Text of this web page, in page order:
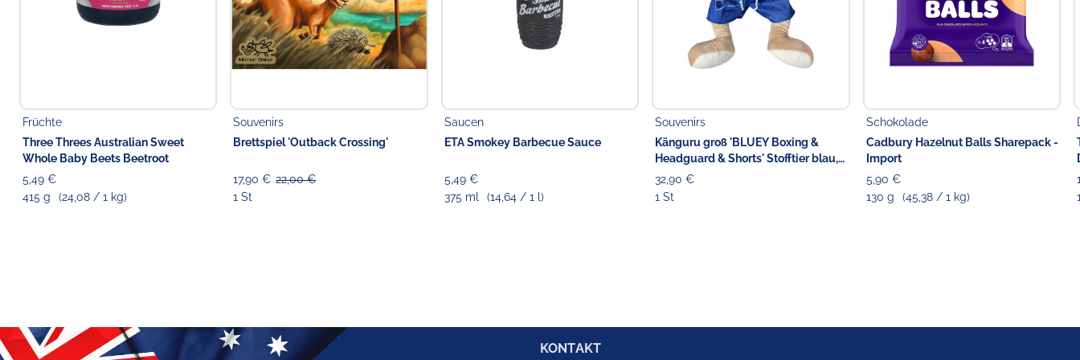
Früchte
Three Threes Australian Sweet
Whole Baby Beets Beetroot
5,49 €
415 g
(24,08 / 1 kg)
Souvenirs
Brettspiel 'Outback Crossing'
17,90 € 22,00 €
1 St
Saucen
ETA Smokey Barbecue Sauce
5,49 €
375 ml
(14,64 / 1 l)
Souvenirs
Känguru groß 'BLUEY Boxing &
Headguard & Shorts' Stofftier blau,
42 cm
32,90 €
1 St
Schokolade
Cadbury Hazelnut Balls Sharepack -
Import
5,90 €
130 g
(45,38 / 1 kg)
KONTAKT